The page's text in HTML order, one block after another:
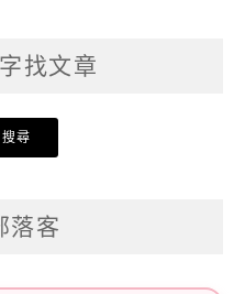
找文章
落客